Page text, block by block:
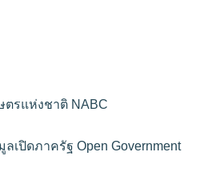
รแห่งชาติ NABC
เปิดภาครัฐ Open Government